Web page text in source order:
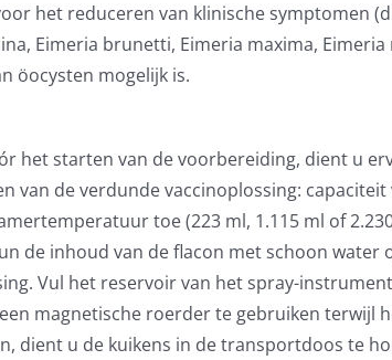
het reduceren van klinische symptomen
Eimeria brunetti, Eimeria maxima,
öocysten mogelijk is.
het starten van de voorbereiding, dient u
de verdunde vaccinoplossing: capaciteit
toe (223 ml, 1.115 ml of
de inhoud van de flacon met schoon
Vul het reservoir van het spray-
magnetische roerder te gebruiken terwijl
dient u de kuikens in de transportdoos te